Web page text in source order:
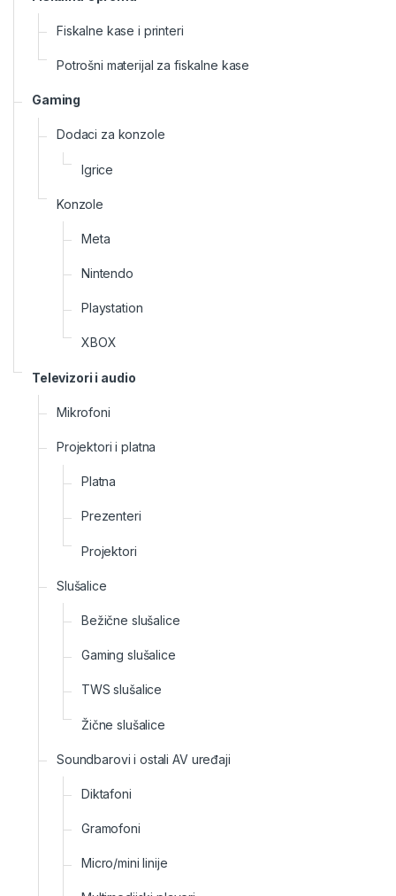
Fiskalne kase i printeri
Potrošni materijal za fiskalne kase
Gaming
Dodaci za konzole
Igrice
Konzole
Meta
Nintendo
Playstation
XBOX
Televizori i audio
Mikrofoni
Projektori i platna
Platna
Prezenteri
Projektori
Slušalice
Bežične slušalice
Gaming slušalice
TWS slušalice
Žične slušalice
Soundbarovi i ostali AV uređaji
Diktafoni
Gramofoni
Micro/mini linije